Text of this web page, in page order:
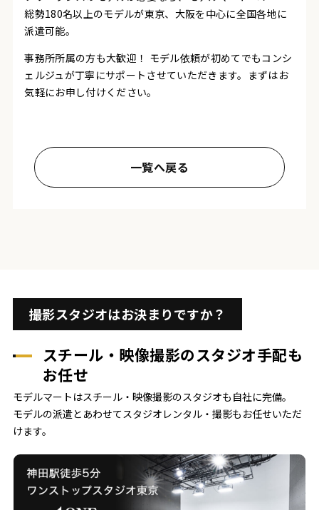
総勢180名以上のモデルが東京、大阪を中心に全国各地に
派遣可能。
事務所所属の方も大歓迎！ モデル依頼が初めてでもコンシ
ェルジュが丁寧にサポートさせていただきます。まずはお
気軽にお申し付けください。
一覧へ戻る
撮影スタジオはお決まりですか？
スチール・映像撮影のスタジオ手配も
お任せ
モデルマートはスチール・映像撮影のスタジオも自社に完備。
モデルの派遣とあわせてスタジオレンタル・撮影もお任せいただ
けます。